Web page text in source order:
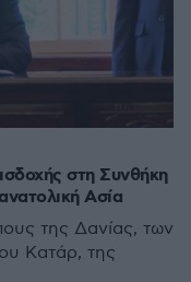
στη Συνθήκη
Ασία
της Δανίας, των
Κατάρ, της